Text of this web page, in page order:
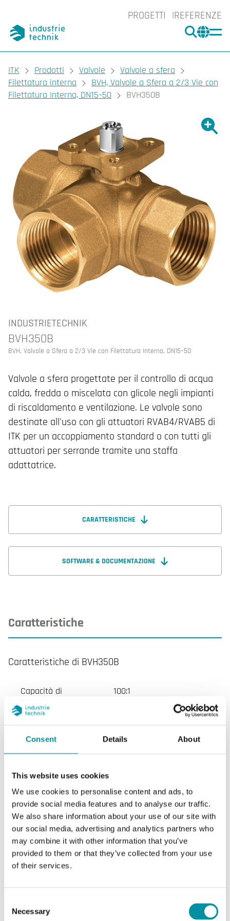
Consent Details About
This website uses cookies
We use cookies to personalise content and ads, to
provide social media features and to analyse our traffic.
We also share information about your use of our site with
our social media, advertising and analytics partners who
may combine it with other information that you’ve
provided to them or that they’ve collected from your use
of their services.
Selection
Necessary
PROGETTI REFERENZE
CERCA
You are here:
ITK Prodotti Valvole
Valvole a sfera
Filettatura interna
BVH, Valvole a Sfera a 2/3 Vie con
Filettatura Interna, DN15–50
BVH350B
INDUSTRIETECHNIK
BVH350B
BVH, Valvole a Sfera a 2/3 Vie con Filettatura Interna, DN15–50
Valvole a sfera progettate per il controllo di acqua
calda, fredda o miscelata con glicole negli impianti
di riscaldamento e ventilazione. Le valvole sono
destinate all'uso con gli attuatori RVAB4/RVAB5 di
ITK per un accoppiamento standard o con tutti gli
attuatori per serrande tramite una staffa
adattatrice.
CARATTERISTICHE
SOFTWARE & DOCUMENTAZIONE
Caratteristiche
Caratteristiche di BVH350B
Capacità di
regolazione
100:1
nominale
Pressione diff.
max
580 kPa
Collegamento Rp 2
Temperatura del